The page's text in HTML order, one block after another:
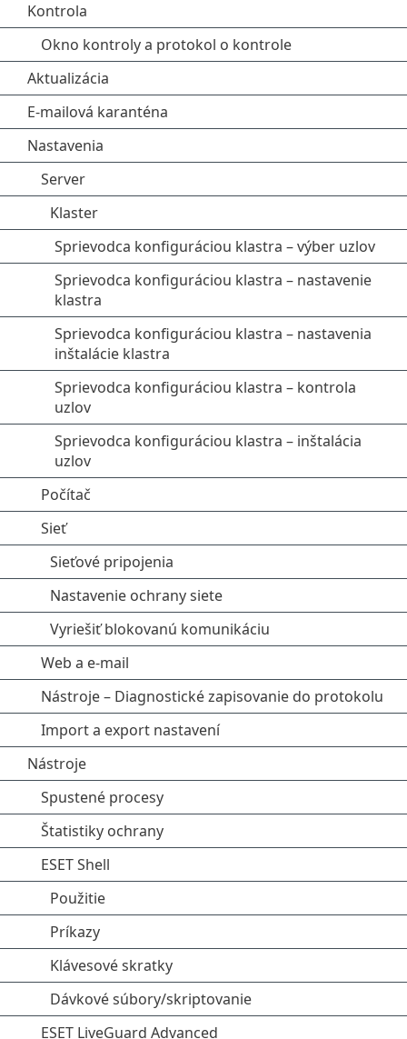
Kontrola
Okno kontroly a protokol o kontrole
Aktualizácia
E-mailová karanténa
Nastavenia
Server
Klaster
Sprievodca konfiguráciou klastra – výber uzlov
Sprievodca konfiguráciou klastra – nastavenie
klastra
Sprievodca konfiguráciou klastra – nastavenia
inštalácie klastra
Sprievodca konfiguráciou klastra – kontrola
uzlov
Sprievodca konfiguráciou klastra – inštalácia
uzlov
Počítač
Sieť
Sieťové pripojenia
Nastavenie ochrany siete
Vyriešiť blokovanú komunikáciu
Web a e-mail
Nástroje – Diagnostické zapisovanie do protokolu
Import a export nastavení
Nástroje
Spustené procesy
Štatistiky ochrany
ESET Shell
Použitie
Príkazy
Klávesové skratky
Dávkové súbory/skriptovanie
ESET LiveGuard Advanced